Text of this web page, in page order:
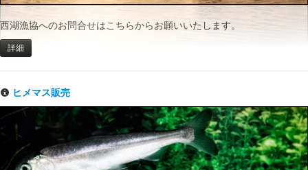
西湖漁協へのお問合せはこちらからお願いいたします。
詳細
ヒメマス販売